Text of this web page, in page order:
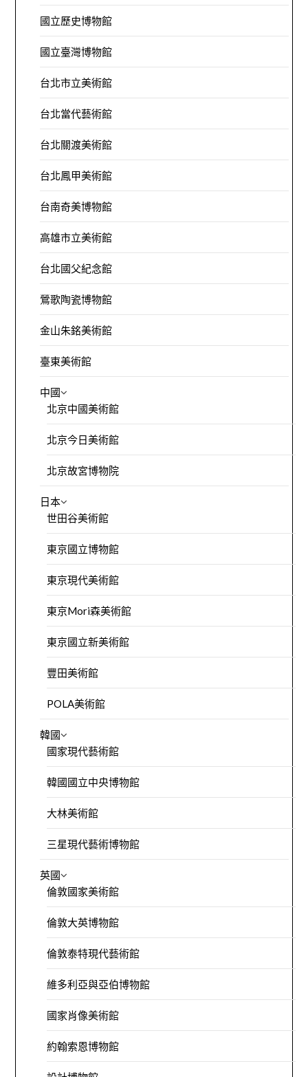
國立歷史博物館
國立臺灣博物館
台北市立美術館
台北當代藝術館
台北關渡美術館
台北鳳甲美術館
台南奇美博物館
高雄市立美術館
台北國父紀念館
鶯歌陶瓷博物館
金山朱銘美術館
臺東美術館
中國
北京中國美術館
北京今日美術館
北京故宮博物院
日本
世田谷美術館
東京國立博物館
東京現代美術館
東京Mori森美術館
東京國立新美術館
豐田美術館
POLA美術館
韓國
國家現代藝術館
韓國國立中央博物館
大林美術館
三星現代藝術博物館
英國
倫敦國家美術館
倫敦大英博物館
倫敦泰特現代藝術館
維多利亞與亞伯博物館
國家肖像美術館
約翰索恩博物館